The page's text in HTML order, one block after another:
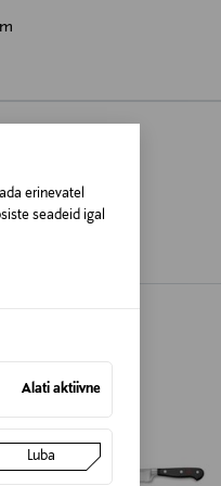
erinevatel
seadeid igal
Alati aktiivne
Luba